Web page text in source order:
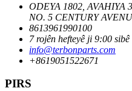
ODEYA 1802, AVAHIYA
NO. 5 CENTURY
8613961990100
7 rojên hefteyê ji 9:00
info@terbonparts.com
+8619051522671
PIRS